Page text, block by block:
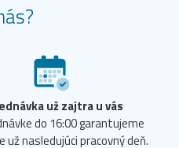
už zajtra u vás
do 16:00 garantujeme
už nasledujúci pracovný deň.